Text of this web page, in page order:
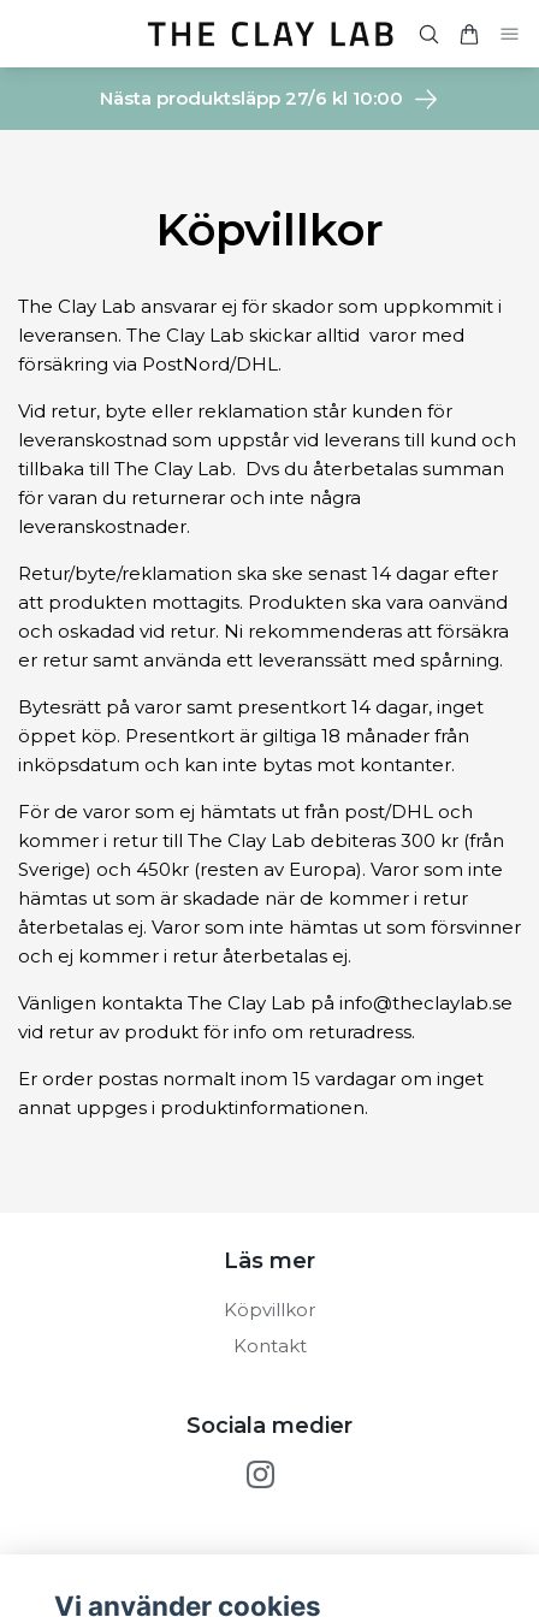
Nästa produktsläpp 27/6 kl 10:00
Köpvillkor
The Clay Lab ansvarar ej för skador som uppkommit i
leveransen. The Clay Lab skickar alltid varor med
försäkring via PostNord/DHL.
Vid retur, byte eller reklamation står kunden för
leveranskostnad som uppstår vid leverans till kund och
tillbaka till The Clay Lab. Dvs du återbetalas summan
för varan du returnerar och inte några
leveranskostnader.
Retur/byte/reklamation ska ske senast 14 dagar efter
att produkten mottagits. Produkten ska vara oanvänd
och oskadad vid retur. Ni rekommenderas att försäkra
er retur samt använda ett leveranssätt med spårning.
Bytesrätt på varor samt presentkort 14 dagar, inget
öppet köp. Presentkort är giltiga 18 månader från
inköpsdatum och kan inte bytas mot kontanter.
För de varor som ej hämtats ut från post/DHL och
kommer i retur till The Clay Lab debiteras 300 kr (från
Sverige) och 450kr (resten av Europa). Varor som inte
hämtas ut som är skadade när de kommer i retur
återbetalas ej. Varor som inte hämtas ut som försvinner
och ej kommer i retur återbetalas ej.
Vänligen kontakta The Clay Lab på info@theclaylab.se
vid retur av produkt för info om returadress.
Er order postas normalt inom 15 vardagar om inget
annat uppges i produktinformationen.
Läs mer
Köpvillkor
Kontakt
Sociala medier
Vi använder cookies